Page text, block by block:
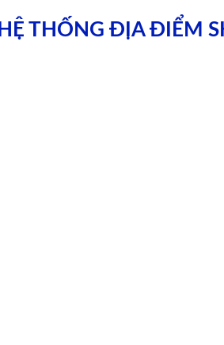
HỆ THỐNG ĐỊA ĐIỂM